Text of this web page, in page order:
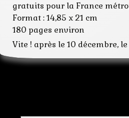
gratuits pour la France
Format : 14,85 x 21 cm
180 pages environ
Vite ! après le 10 décembre,